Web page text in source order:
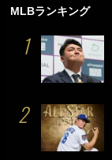
MLBランキング